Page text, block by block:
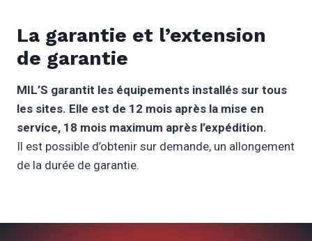
La garantie et l’extension
de garantie
MIL’S garantit les équipements installés sur tous
les sites. Elle est de 12 mois après la mise en
service, 18 mois maximum après l’expédition.
Il est possible d’obtenir sur demande, un allongement
de la durée de garantie.